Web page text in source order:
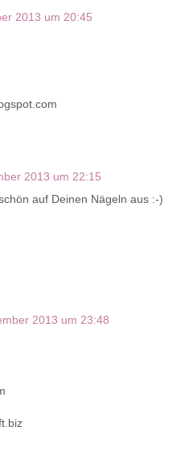
2013 um 20:45
2013 um 22:15
auf Deinen Nägeln aus :-)
2013 um 23:48